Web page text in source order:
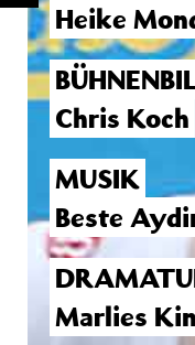
Heike
Chris Koch
MUSIK
Beste
Marlies